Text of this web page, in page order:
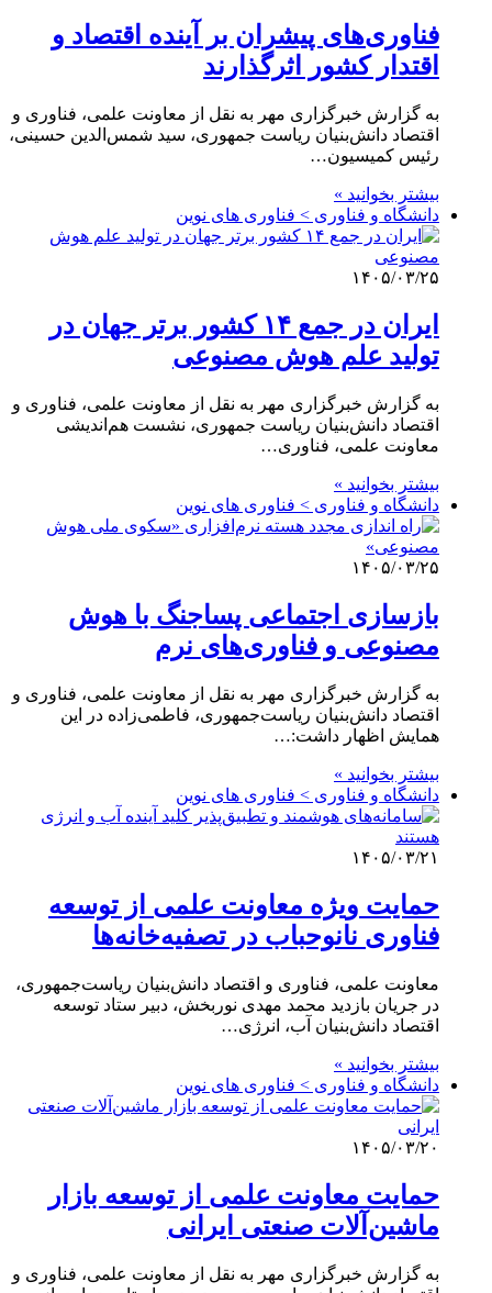
فناوری‌های پیشران بر آینده اقتصاد و
اقتدار کشور اثرگذارند
به گزارش خبرگزاری مهر به نقل از معاونت علمی، فناوری و
اقتصاد دانش‌بنیان ریاست جمهوری، سید شمس‌الدین حسینی،
رئیس کمیسیون…
بیشتر بخوانید »
دانشگاه و فناوری > فناوری های نوین
۱۴۰۵/۰۳/۲۵
ایران در جمع ۱۴ کشور برتر جهان در
تولید علم هوش مصنوعی
به گزارش خبرگزاری مهر به نقل از معاونت علمی، فناوری و
اقتصاد دانش‌بنیان ریاست جمهوری، نشست هم‌اندیشی
معاونت علمی، فناوری…
بیشتر بخوانید »
دانشگاه و فناوری > فناوری های نوین
۱۴۰۵/۰۳/۲۵
بازسازی اجتماعی پساجنگ با هوش
مصنوعی و فناوری‌های نرم
به گزارش خبرگزاری مهر به نقل از معاونت علمی، فناوری و
اقتصاد دانش‌بنیان ریاست‌جمهوری، فاطمی‌زاده در این
همایش اظهار داشت:…
بیشتر بخوانید »
دانشگاه و فناوری > فناوری های نوین
۱۴۰۵/۰۳/۲۱
حمایت ویژه معاونت علمی از توسعه
فناوری نانوحباب در تصفیه‌خانه‌ها
معاونت علمی، فناوری و اقتصاد دانش‌بنیان ریاست‌جمهوری،
در جریان بازدید محمد مهدی نوربخش، دبیر ستاد توسعه
اقتصاد دانش‌بنیان آب، انرژی…
بیشتر بخوانید »
دانشگاه و فناوری > فناوری های نوین
۱۴۰۵/۰۳/۲۰
حمایت معاونت علمی از توسعه بازار
ماشین‌آلات صنعتی ایرانی
به گزارش خبرگزاری مهر به نقل از معاونت علمی، فناوری و